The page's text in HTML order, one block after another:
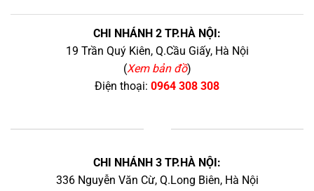
CHI NHÁNH 2 TP.HÀ NỘI:
19 Trần Quý Kiên, Q.Cầu Giấy, Hà Nội
(Xem bản đồ)
Điện thoại: 0964 308 308
CHI NHÁNH 3 TP.HÀ NỘI:
336 Nguyễn Văn Cừ, Q.Long Biên, Hà Nội